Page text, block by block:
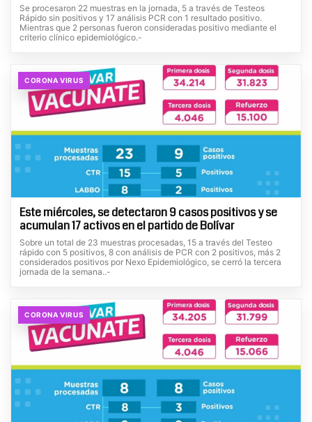
Se procesaron 22 muestras en la jornada, 5 a través de Testeos
Rápido sin positivos y 17 análisis PCR con 1 resultado positivo.
Mientras que 2 personas fueron consideradas positivo mediante el
criterio clínico epidemiológico.-
CORONA VIRUS
Este miércoles, se detectaron 9 casos positivos y se
acumulan 17 activos en el partido de Bolívar
Sobre un total de 23 muestras procesadas, 15 a través del Testeo
rápido con 5 positivos, 8 con análisis de PCR con 2 positivos, más 2
considerados positivos por Nexo Epidemiológico, se cerró la tercera
jornada de la semana..-
CORONA VIRUS